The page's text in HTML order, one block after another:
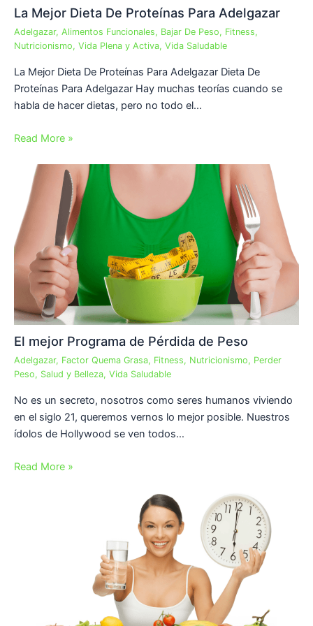
La Mejor Dieta De Proteínas Para Adelgazar
Adelgazar, Alimentos Funcionales, Bajar De Peso, Fitness,
Nutricionismo, Vida Plena y Activa, Vida Saludable
La Mejor Dieta De Proteínas Para Adelgazar Dieta De
Proteínas Para Adelgazar Hay muchas teorías cuando se
habla de hacer dietas, pero no todo el…
Read More »
El mejor Programa de Pérdida de Peso
Adelgazar, Factor Quema Grasa, Fitness, Nutricionismo, Perder
Peso, Salud y Belleza, Vida Saludable
No es un secreto, nosotros como seres humanos viviendo
en el siglo 21, queremos vernos lo mejor posible. Nuestros
ídolos de Hollywood se ven todos…
Read More »